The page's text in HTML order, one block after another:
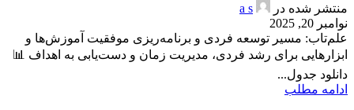
منتشر شده در
a s
نوامبر 20, 2025
علم‌تاب: مسیر توسعه فردی و برنامه‌ریزی موفقیت آموزش‌ها و
ابزارهایی برای رشد فردی، مدیریت زمان و دست‌یابی به اهداف 📊
دانلود جدول...
ادامه مطلب